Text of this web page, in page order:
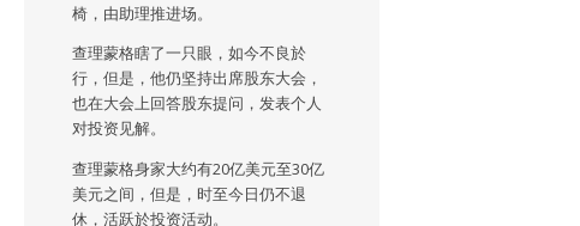
椅，由助理推进场。
查理蒙格瞎了一只眼，如今不良於
行，但是，他仍坚持出席股东大会，
也在大会上回答股东提问，发表个人
对投资见解。
查理蒙格身家大约有20亿美元至30亿
美元之间，但是，时至今日仍不退
休，活跃於投资活动。